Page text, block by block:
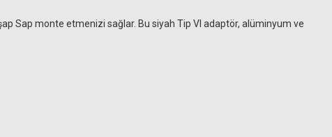
Sap monte etmenizi sağlar. Bu siyah Tip VI adaptör, alüminyum ve